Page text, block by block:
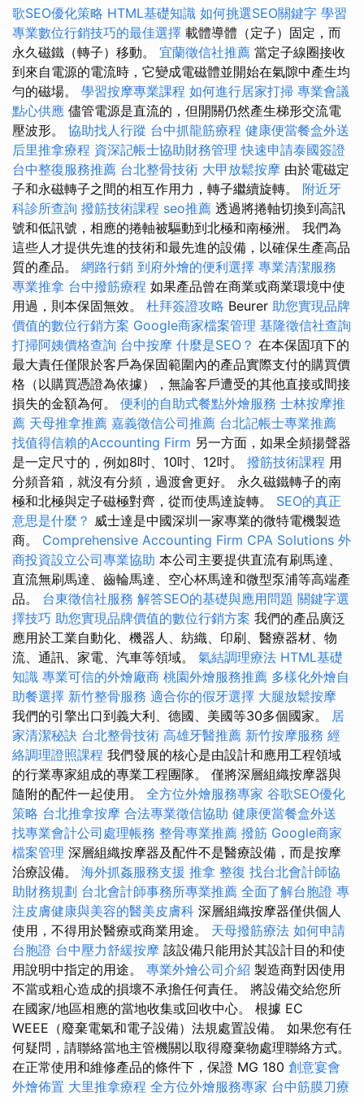
歌SEO優化策略 HTML基礎知識 如何挑選SEO關鍵字 學習
專業數位行銷技巧的最佳選擇 載體導體（定子）固定，而
永久磁鐵（轉子）移動。 宜蘭徵信社推薦 當定子線圈接收
到來自電源的電流時，它變成電磁體並開始在氣隙中產生均
勻的磁場。 學習按摩專業課程 如何進行居家打掃 專業會議
點心供應 儘管電源是直流的，但開關仍然產生梯形交流電
壓波形。 協助找人行蹤 台中抓龍筋療程 健康便當餐盒外送
后里推拿療程 資深記帳士協助財務管理 快速申請泰國簽證
台中整復服務推薦 台北整骨技術 大甲放鬆按摩 由於電磁定
子和永磁轉子之間的相互作用力，轉子繼續旋轉。 附近牙
科診所查詢 撥筋技術課程 seo推薦 透過將捲軸切換到高訊
號和低訊號，相應的捲軸被驅動到北極和南極洲。 我們為
這些人才提供先進的技術和最先進的設備，以確保生產高品
質的產品。 網路行銷 到府外燴的便利選擇 專業清潔服務
專業推拿 台中撥筋療程 如果產品曾在商業或商業環境中使
用過，則本保固無效。 杜拜簽證攻略 Beurer 助您實現品牌
價值的數位行銷方案 Google商家檔案管理 基隆徵信社查詢
打掃阿姨價格查詢 台中按摩 什麼是SEO？ 在本保固項下的
最大責任僅限於客戶為保固範圍內的產品實際支付的購買價
格（以購買憑證為依據），無論客戶遭受的其他直接或間接
損失的金額為何。 便利的自助式餐點外燴服務 士林按摩推
薦 天母推拿推薦 嘉義徵信公司推薦 台北記帳士專業推薦
找值得信賴的Accounting Firm 另一方面，如果全頻揚聲器
是一定尺寸的，例如8吋、10吋、12吋。 撥筋技術課程 用
分頻音箱，就沒有分頻，過渡會更好。 永久磁鐵轉子的南
極和北極與定子磁極對齊，從而使馬達旋轉。 SEO的真正
意思是什麼？ 威士達是中國深圳一家專業的微特電機製造
商。 Comprehensive Accounting Firm CPA Solutions 外
商投資設立公司專業協助 本公司主要提供直流有刷馬達、
直流無刷馬達、齒輪馬達、空心杯馬達和微型泵浦等高端產
品。 台東徵信社服務 解答SEO的基礎與應用問題 關鍵字選
擇技巧 助您實現品牌價值的數位行銷方案 我們的產品廣泛
應用於工業自動化、機器人、紡織、印刷、醫療器材、物
流、通訊、家電、汽車等領域。 氣結調理療法 HTML基礎
知識 專業可信的外燴廠商 桃園外燴服務推薦 多樣化外燴自
助餐選擇 新竹整骨服務 適合你的假牙選擇 大腿放鬆按摩
我們的引擎出口到義大利、德國、美國等30多個國家。 居
家清潔秘訣 台北整骨技術 高雄牙醫推薦 新竹按摩服務 經
絡調理證照課程 我們發展的核心是由設計和應用工程領域
的行業專家組成的專業工程團隊。 僅將深層組織按摩器與
隨附的配件一起使用。 全方位外燴服務專家 谷歌SEO優化
策略 台北推拿按摩 合法專業徵信協助 健康便當餐盒外送
找專業會計公司處理帳務 整骨專業推薦 撥筋 Google商家
檔案管理 深層組織按摩器及配件不是醫療設備，而是按摩
治療設備。 海外抓姦服務支援 推拿 整復 找台北會計師協
助財務規劃 台北會計師事務所專業推薦 全面了解台胞證 專
注皮膚健康與美容的醫美皮膚科 深層組織按摩器僅供個人
使用，不得用於醫療或商業用途。 天母撥筋療法 如何申請
台胞證 台中壓力舒緩按摩 該設備只能用於其設計目的和使
用說明中指定的用途。 專業外燴公司介紹 製造商對因使用
不當或粗心造成的損壞不承擔任何責任。 將設備交給您所
在國家/地區相應的當地收集或回收中心。 根據 EC
WEEE（廢棄電氣和電子設備）法規處置設備。 如果您有任
何疑問，請聯絡當地主管機關以取得廢棄物處理聯絡方式。
在正常使用和維修產品的條件下，保證 MG 180 創意宴會
外燴佈置 大里推拿療程 全方位外燴服務專家 台中筋膜刀療